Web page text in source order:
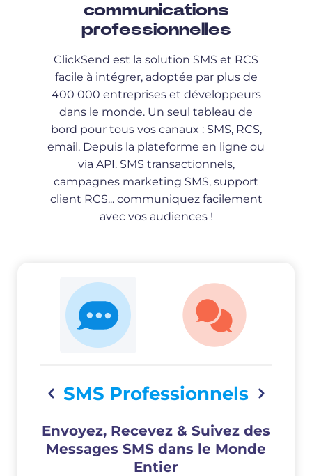
communications
professionnelles
ClickSend est la solution SMS et RCS
facile à intégrer, adoptée par plus de
400 000 entreprises et développeurs
dans le monde. Un seul tableau de
bord pour tous vos canaux : SMS, RCS,
email. Depuis la plateforme en ligne ou
via API. SMS transactionnels,
campagnes marketing SMS, support
client RCS... communiquez facilement
avec vos audiences !
SMS Professionnels
Envoyez, Recevez & Suivez des
Messages SMS dans le Monde
Entier